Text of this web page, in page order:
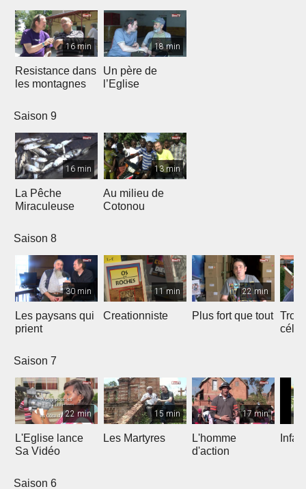
16 min
Resistance dans
les montagnes
18 min
Un père de
l’Eglise
Saison 9
16 min
La Pêche
Miraculeuse
13 min
Au milieu de
Cotonou
Saison 8
30 min
Les paysans qui
prient
11 min
Creationniste
22 min
Plus fort que tout
Saison 7
22 min
L'Eglise lance
Sa Vidéo
15 min
Les Martyres
17 min
L'homme
d'action
Saison 6